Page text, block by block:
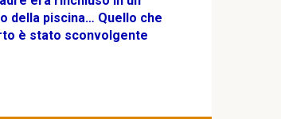
della piscina… Quello che
è stato sconvolgente